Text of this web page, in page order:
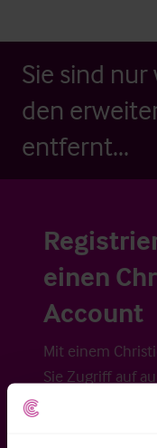
Sie sind
den
entfernt...
einen
Account
Mit einem
Sie Zugriff auf